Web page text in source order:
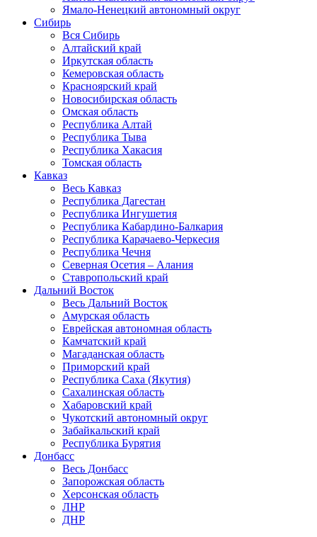
Ямало-Ненецкий автономный округ
Сибирь
Вся Сибирь
Алтайский край
Иркутская область
Кемеровская область
Красноярский край
Новосибирская область
Омская область
Республика Алтай
Республика Тыва
Республика Хакасия
Томская область
Кавказ
Весь Кавказ
Республика Дагестан
Республика Ингушетия
Республика Кабардино-Балкария
Республика Карачаево-Черкесия
Республика Чечня
Северная Осетия – Алания
Ставропольский край
Дальний Восток
Весь Дальний Восток
Амурская область
Еврейская автономная область
Камчатский край
Магаданская область
Приморский край
Республика Саха (Якутия)
Сахалинская область
Хабаровский край
Чукотский автономный округ
Забайкальский край
Республика Бурятия
Донбасс
Весь Донбасс
Запорожская область
Херсонская область
ЛНР
ДНР